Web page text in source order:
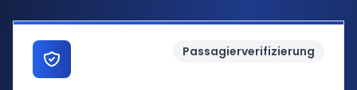
Passagierverifizierung